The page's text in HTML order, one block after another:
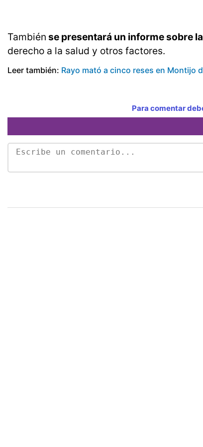
También se presentará un informe sobre
derecho a la salud y otros factores.
Leer también: Rayo mató a cinco reses en Montijo
Para comentar